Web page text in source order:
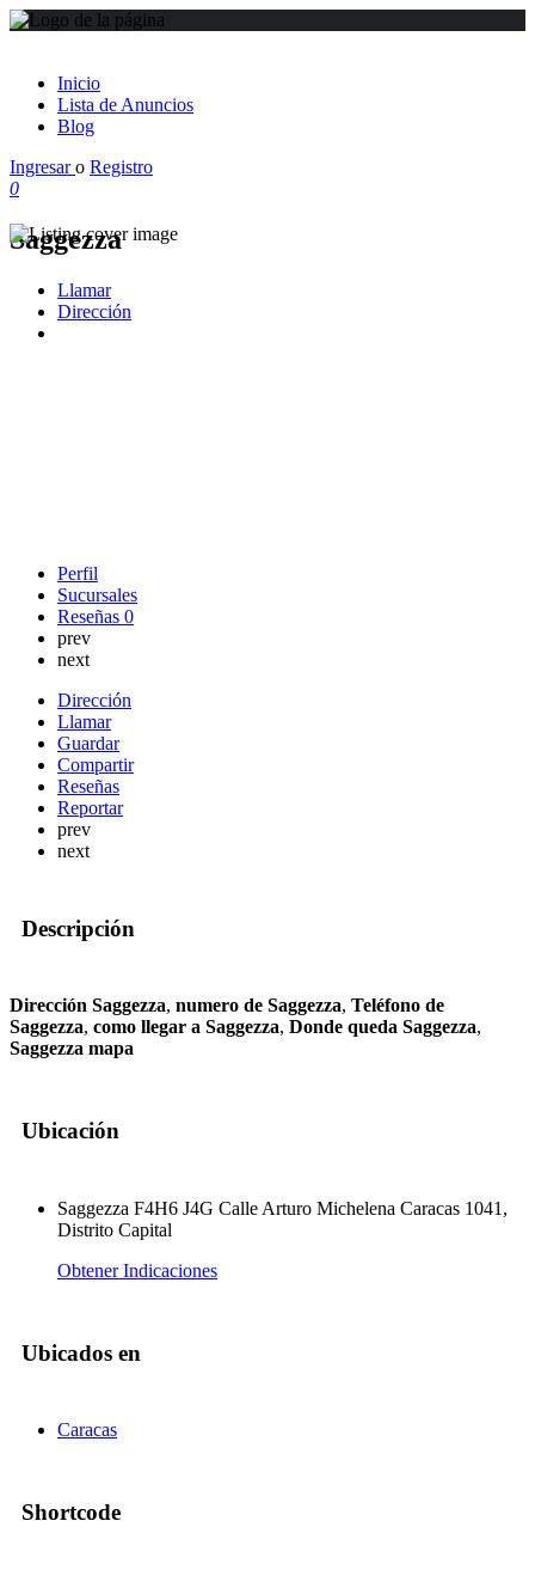
Inicio
Lista de Anuncios
Blog
Ingresaro Registro
0
Saggezza
Llamar
Dirección
Perfil
Sucursales
Reseñas 0
prev
next
Dirección
Llamar
Guardar
Compartir
Reseñas
Reportar
prev
next
Descripción
Dirección Saggezza, numero de Saggezza, Teléfono de
Saggezza, como llegar a Saggezza, Donde queda Saggezza,
Saggezza mapa
Ubicación
Saggezza F4H6 J4G Calle Arturo Michelena Caracas 1041,
Distrito Capital
Obtener Indicaciones
Ubicados en
Caracas
Shortcode